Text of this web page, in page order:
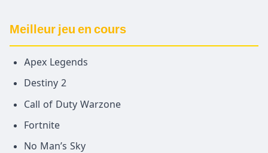
Meilleur jeu en cours
Apex Legends
Destiny 2
Call of Duty Warzone
Fortnite
No Man’s Sky